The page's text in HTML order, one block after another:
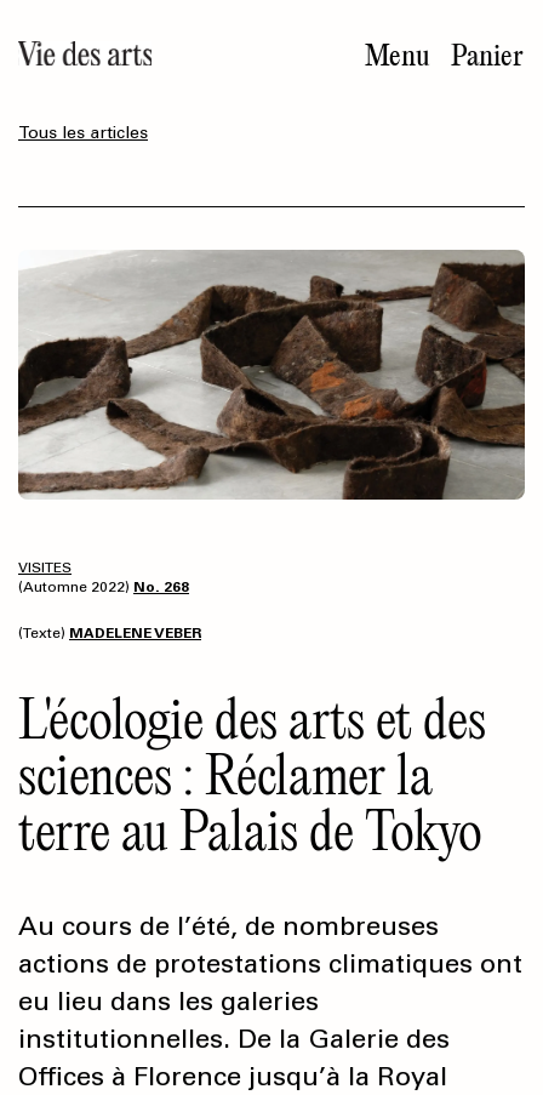
au
contenu
Menu Panier
Tous les articles
VISITES
(Automne 2022) No. 268
(Texte) MADELENE VEBER
L'écologie des arts et des
sciences : Réclamer la
terre au Palais de Tokyo
Au cours de l’été, de nombreuses
actions de protestations climatiques ont
eu lieu dans les galeries
institutionnelles. De la Galerie des
Offices à Florence jusqu’à la Royal